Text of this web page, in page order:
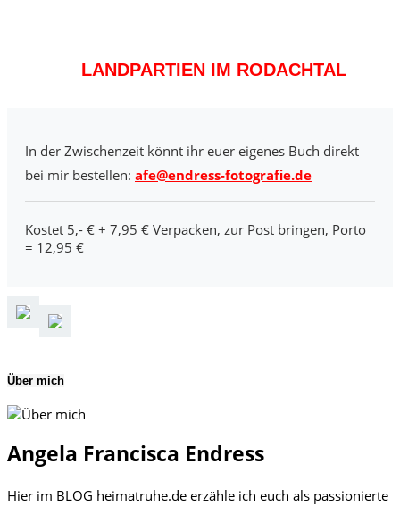
LANDPARTIEN IM RODACHTAL
In der Zwischenzeit könnt ihr euer eigenes Buch direkt
bei mir bestellen: afe@endress-fotografie.de
Kostet 5,- € + 7,95 € Verpacken, zur Post bringen, Porto
= 12,95 €
Über mich
Angela Francisca Endress
Hier im BLOG heimatruhe.de erzähle ich euch als passionierte